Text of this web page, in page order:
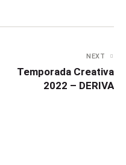
NEXT
Temporada Creativa
2022 – DERIVA